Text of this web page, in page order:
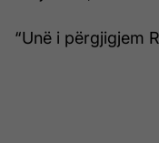
“Unë i përgjigjem